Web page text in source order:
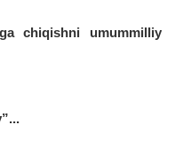
chiqishni umummilliy